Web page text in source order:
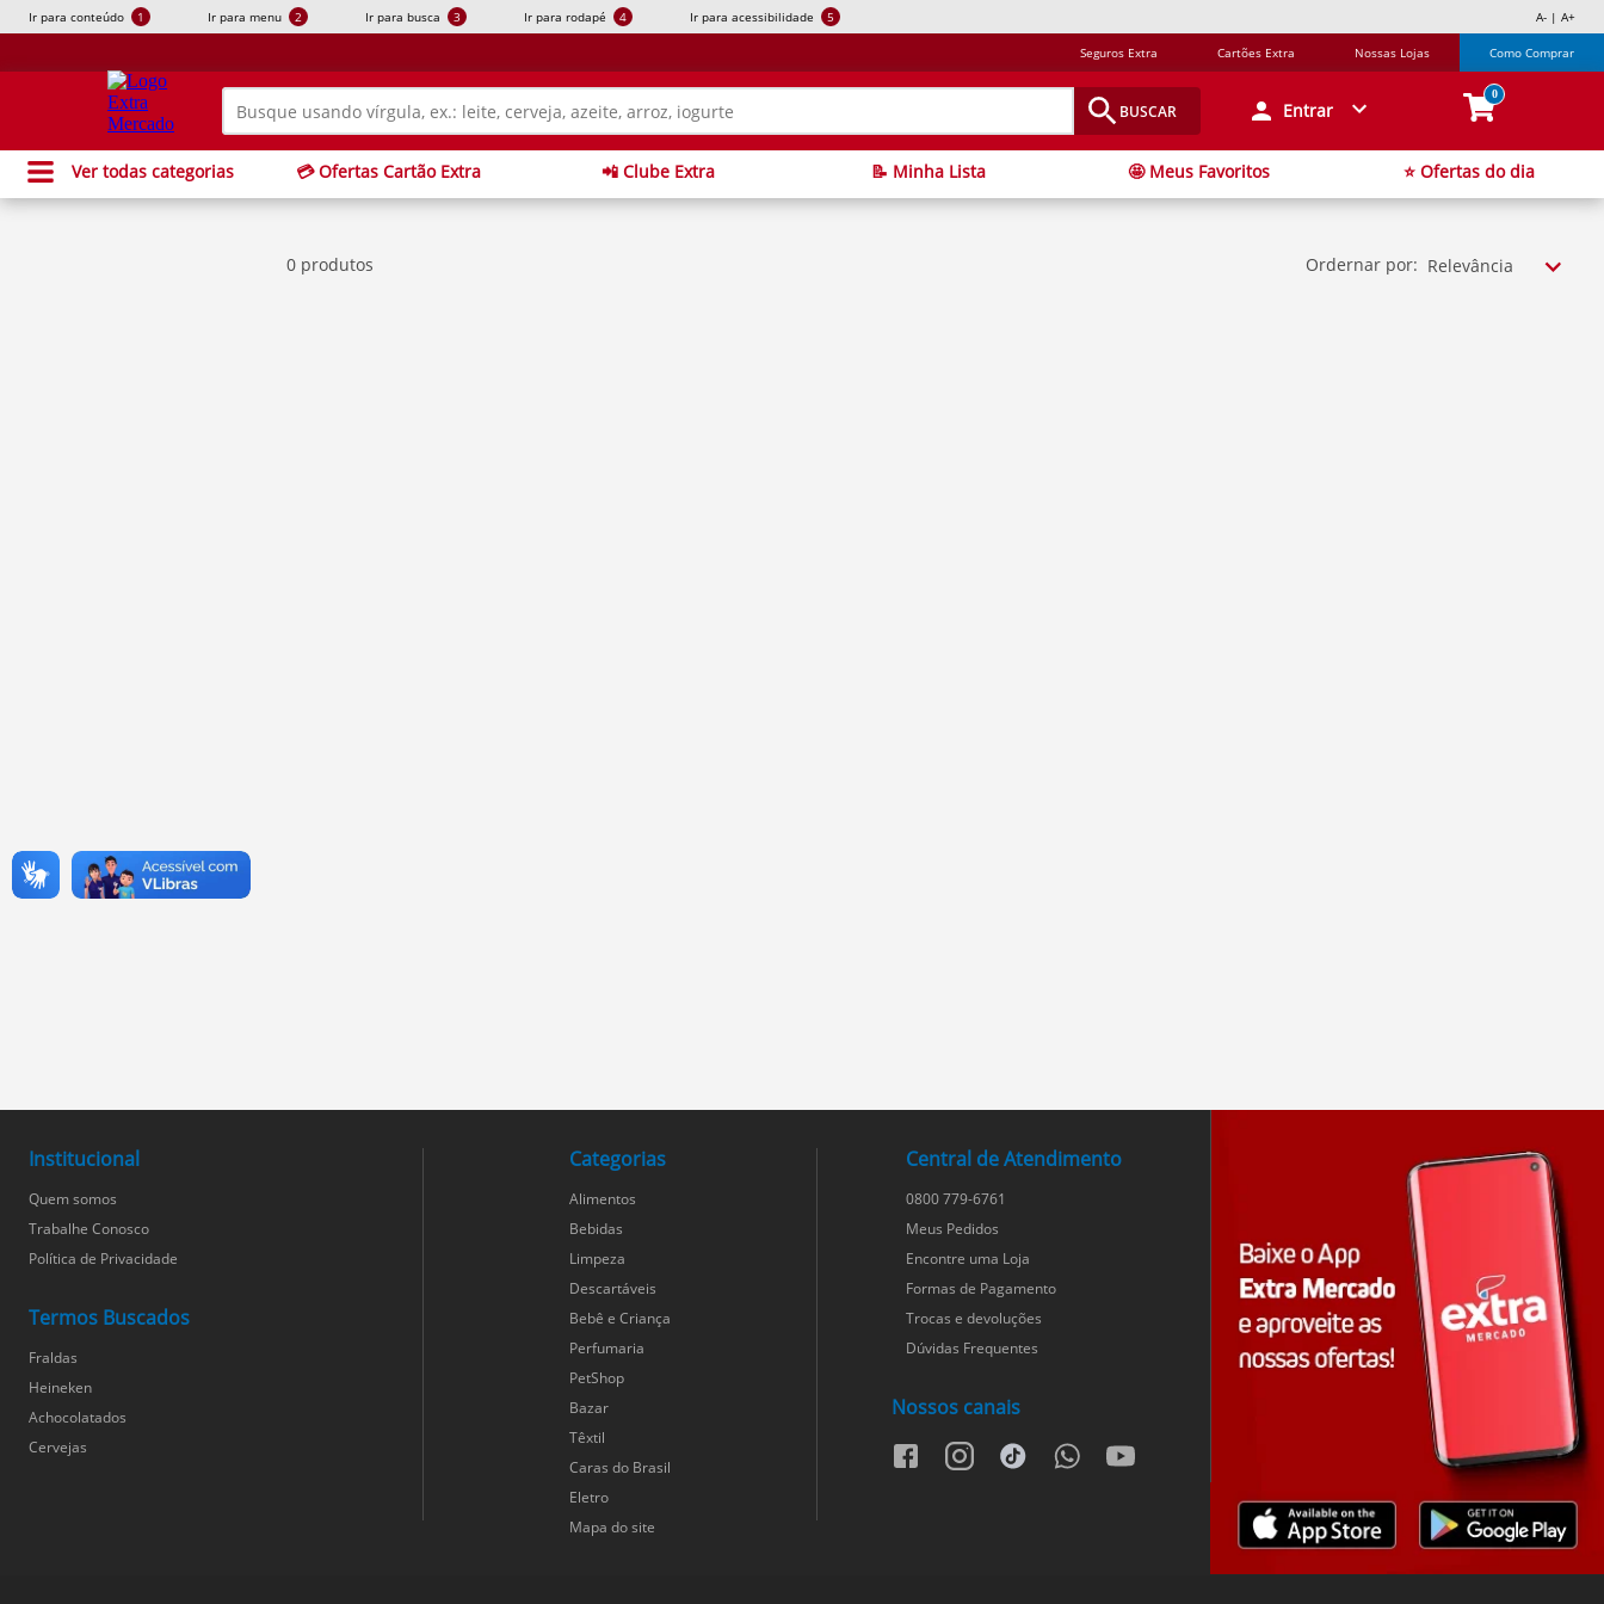
Ir para conteúdo 1 Ir para menu 2 Ir para busca 3 Ir para rodapé 4 Ir para acessibilidade 5 A- | A+
Seguros Extra Cartões Extra Nossas Lojas Como Comprar
BUSCAR Entrar
0
Ver todas categorias 💳 Ofertas Cartão Extra 📲 Clube Extra 📝 Minha Lista 🤩 Meus Favoritos ⭐ Ofertas do dia
0 produtos Ordernar por: Relevância
Institucional
Quem somos
Trabalhe Conosco
Política de Privacidade
Termos Buscados
Fraldas
Heineken
Achocolatados
Cervejas
Categorias
Alimentos
Bebidas
Limpeza
Descartáveis
Bebê e Criança
Perfumaria
PetShop
Bazar
Têxtil
Caras do Brasil
Eletro
Mapa do site
Central de Atendimento
0800 779-6761
Meus Pedidos
Encontre uma Loja
Formas de Pagamento
Trocas e devoluções
Dúvidas Frequentes
Nossos canais
facebookinstagramtiktok whatsappyoutube